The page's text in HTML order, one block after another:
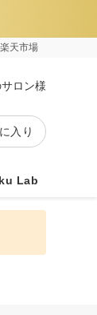
楽天市場
ロン様
入り
Lab